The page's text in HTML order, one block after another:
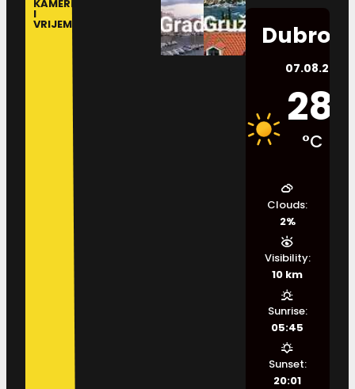
KAMERE
I
VRIJEME
07.08.2026.
28
°C
Clouds:
2%
Visibility:
10 km
Sunrise:
05:45
Sunset:
20:01